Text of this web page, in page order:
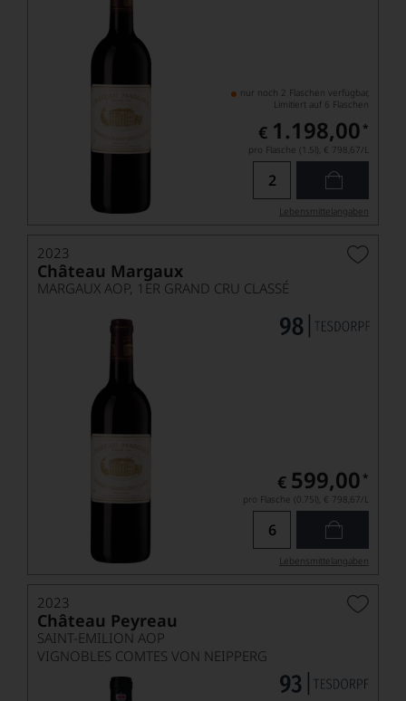
nur noch 2 Flaschen verfügbar,
Limitiert auf 6 Flaschen
€ 1.198,00 *
pro Flasche (1.5l), € 798,67/L
Lebensmittel­angaben
2023
Château Margaux
MARGAUX AOP, 1ER GRAND CRU CLASSÉ
€ 599,00 *
pro Flasche (0.75l), € 798,67/L
Lebensmittel­angaben
2023
Château Peyreau
SAINT-EMILION AOP
VIGNOBLES COMTES VON NEIPPERG